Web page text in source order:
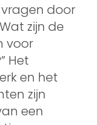
door
zijn de
voor
Het
en het
zijn
een